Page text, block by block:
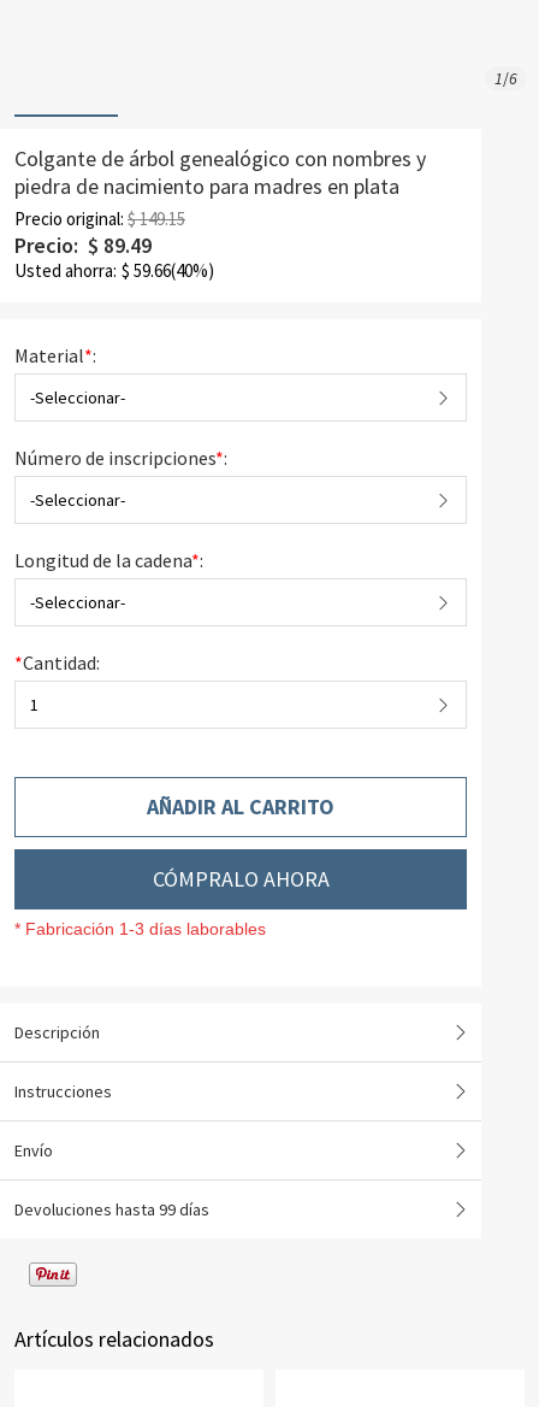
1/6
Colgante de árbol genealógico con nombres y
piedra de nacimiento para madres en plata
Precio original: $ 149.15
Precio: $ 89.49
Usted ahorra: $ 59.66(40%)
Material*:
-Seleccionar-
Número de inscripciones*:
-Seleccionar-
Longitud de la cadena*:
-Seleccionar-
*Cantidad:
1
AÑADIR AL CARRITO
CÓMPRALO AHORA
* Fabricación 1-3 días laborables
Descripción
Instrucciones
Envío
Devoluciones hasta 99 días
Artículos relacionados